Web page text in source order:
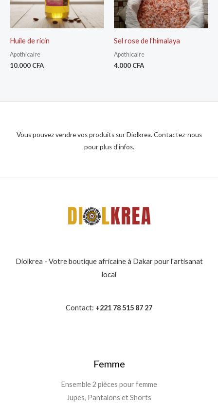
Huile de ricin
Apothicaire
10.000 CFA
Sel rose de l’himalaya
Apothicaire
4.000 CFA
Vous pouvez vendre vos produits sur Diolkrea. Contactez-nous
pour plus d'infos.
Diolkrea - Votre boutique africaine à Dakar pour l'artisanat
local
Contact: +221 78 515 87 27
Femme
Ensemble 2 pièces pour femme
Jupes, Pantalons et Shorts